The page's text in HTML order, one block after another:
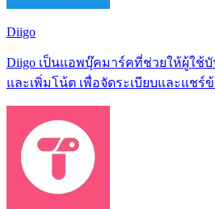
Diigo
Diigo เป็นแอพบุ๊คมาร์คที่ช่วยให้ผู้ใช้
และเพิ่มโน้ต เพื่อจัดระเบียบและแช